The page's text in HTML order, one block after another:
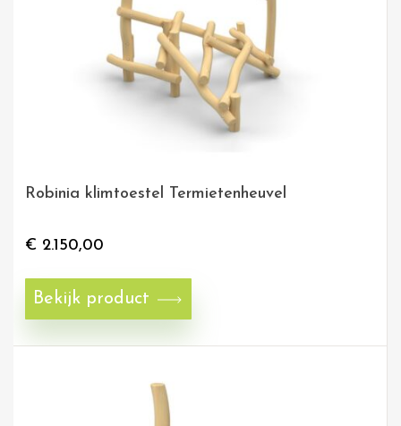
Robinia klimtoestel Termietenheuvel
€ 2.150,00
Bekijk product